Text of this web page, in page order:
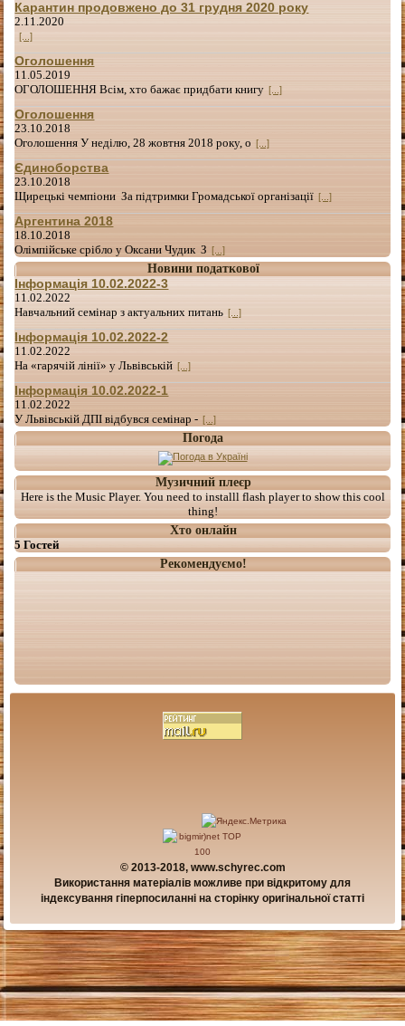
Карантин продовжено до 31 грудня 2020 року
2.11.2020
[...]
Оголошення
11.05.2019
ОГОЛОШЕННЯ Всім, хто бажає придбати книгу [...]
Оголошення
23.10.2018
Оголошення У неділю, 28 жовтня 2018 року, о [...]
Єдиноборства
23.10.2018
Щирецькі чемпіони За підтримки Громадської організації [...]
Аргентина 2018
18.10.2018
Олімпійське срібло у Оксани Чудик З [...]
Новини податкової
Інформація 10.02.2022-3
11.02.2022
Навчальний семінар з актуальних питань [...]
Інформація 10.02.2022-2
11.02.2022
На «гарячій лінії» у Львівській [...]
Інформація 10.02.2022-1
11.02.2022
У Львівській ДПІ відбувся семінар - [...]
Погода
Музичний плеєр
Here is the Music Player. You need to installl flash player to show this cool
thing!
Хто онлайн
5 Гостей
Рекомендуємо!
© 2013-2018, www.schyrec.com
Використання матеріалів можливе при відкритому для
індексування гіперпосиланні на сторінку оригінальної статті